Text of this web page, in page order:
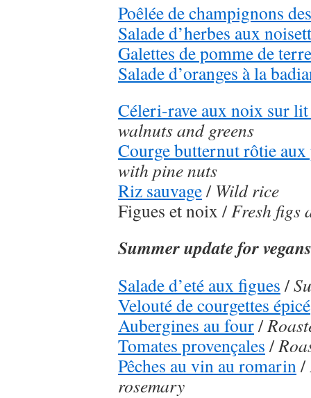
Poêlée de champignons
Salade d’herbes aux
Galettes de pomme de terre
Salade d’oranges à la
Céleri-rave aux noix sur
walnuts and greens
Courge butternut rôtie
with pine nuts
Riz sauvage/ Wild rice
Figues et noix /Fresh figs
Summer update for vegans
Salade d’eté aux figues /
Velouté de courgettes épicé
Aubergines au four/
Tomates provençales /
Pêches au vin au romarin/
rosemary